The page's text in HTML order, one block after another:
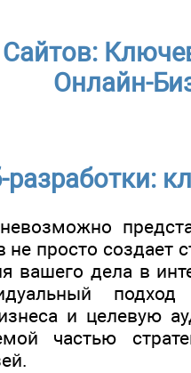
Сайтов:
Онлайн-
разработки:
не просто создает
вашего дела в
и целевую
частью